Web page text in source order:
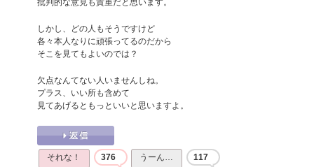
批判的な意見も貴重だと思います。
しかし、どの人もそうですけど
各々本人なりに頑張ってるのだから
そこを見てもよいのでは？
欠点なんてない人いませんしね。
プラス、いい所も含めて
見てあげるともっといいと思いますよ。
それな！ 376 うーん… 117